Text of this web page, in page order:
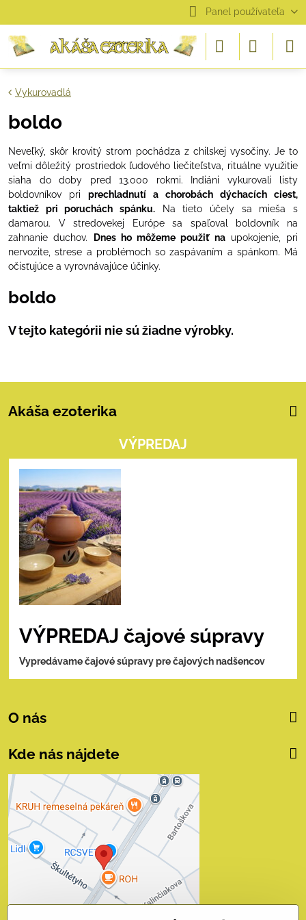
Panel používateľa
Vykurovadlá
boldo
Neveľký, skôr krovitý strom pochádza z chilskej vysočiny. Je to
veľmi dôležitý prostriedok ľudového liečiteľstva
rituálne využitie
siaha
do doby pred 13.000 rokmi.
Indiáni vykurovali listy
boldovníkov pri prechladnutí a chorobách dýchacích ciest,
taktiež pri poruchách spánku.
Na tieto účely sa mieša s
damarou. V stredovekej Európe sa spaľoval boldovník na
zahnanie duchov. Dnes ho môžeme použiť naupokojenie, pri
nervozite ,strese a problémoch so zaspávaním a spánkom. Má
očisťujúce a vyrovnávajúce účinky.
boldo
Akáša ezoterika
VÝPREDAJ
VÝPREDAJ čajové súpravy
Vypredávame čajové súpravy pre čajových nadšencov
O nás
Kde nás nájdete
Externý obsah je
blokovaný Voľbami
súkromia
Prajete si načítať externý obsah?
Povoliť tentokrát